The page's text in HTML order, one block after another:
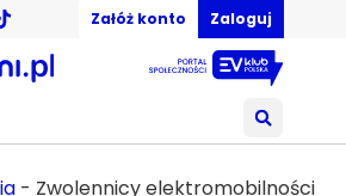
Załóż konto Zaloguj
- Zwolennicy elektromobilności